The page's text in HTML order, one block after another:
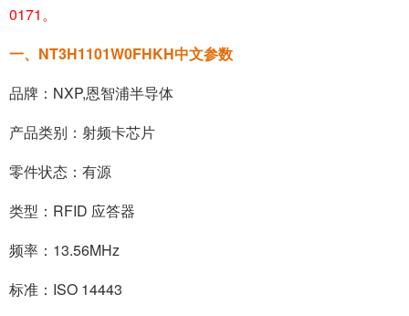
0171。
一、NT3H1101W0FHKH中文参数
品牌： NXP,恩智浦半导体
产品类别：射频卡芯片
零件状态：有源
类型：RFID 应答器
频率：13.56MHz
标准：ISO 14443